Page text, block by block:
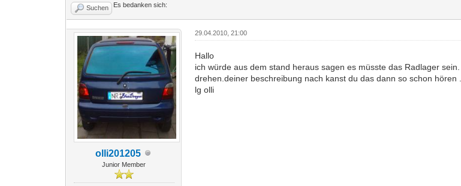
Suchen Es bedanken sich:
olli201205
Junior Member
29.04.2010, 21:00
Hallo
ich würde aus dem stand heraus sagen es müsste das Radlager
drehen.deiner beschreibung nach kanst du das dann so schon hören .
lg olli